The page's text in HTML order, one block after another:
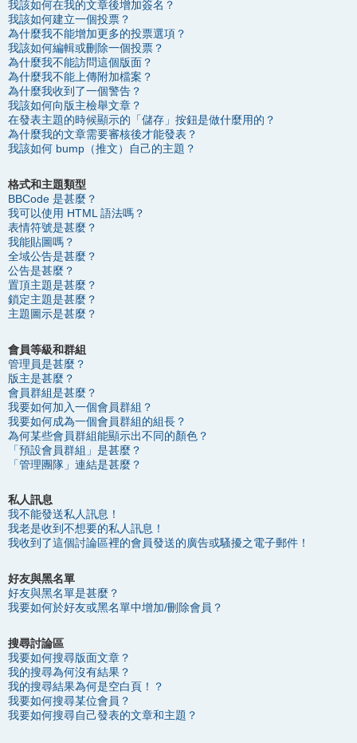
我該如何在我的文章後增加簽名？
我該如何建立一個投票？
為什麼我不能增加更多的投票選項？
我該如何編輯或刪除一個投票？
為什麼我不能訪問這個版面？
為什麼我不能上傳附加檔案？
為什麼我收到了一個警告？
我該如何向版主檢舉文章？
在發表主題的時候顯示的「儲存」按鈕是做什麼用的？
為什麼我的文章需要審核後才能發表？
我該如何 bump（推文）自己的主題？
格式和主題類型
BBCode 是甚麼？
我可以使用 HTML 語法嗎？
表情符號是甚麼？
我能貼圖嗎？
全域公告是甚麼？
公告是甚麼？
置頂主題是甚麼？
鎖定主題是甚麼？
主題圖示是甚麼？
會員等級和群組
管理員是甚麼？
版主是甚麼？
會員群組是甚麼？
我要如何加入一個會員群組？
我要如何成為一個會員群組的組長？
為何某些會員群組能顯示出不同的顏色？
「預設會員群組」是甚麼？
「管理團隊」連結是甚麼？
私人訊息
我不能發送私人訊息！
我老是收到不想要的私人訊息！
我收到了這個討論區裡的會員發送的廣告或騷擾之電子郵件！
好友與黑名單
好友與黑名單是甚麼？
我要如何於好友或黑名單中增加/刪除會員？
搜尋討論區
我要如何搜尋版面文章？
我的搜尋為何沒有結果？
我的搜尋結果為何是空白頁！？
我要如何搜尋某位會員？
我要如何搜尋自己發表的文章和主題？